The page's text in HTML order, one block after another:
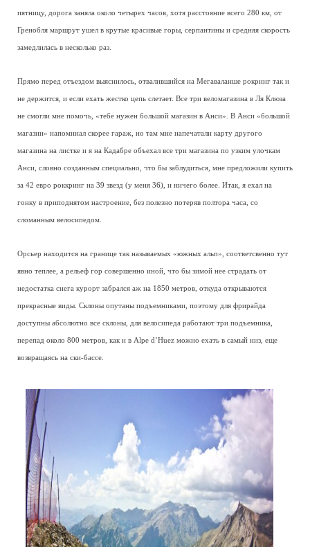
пятницу, дорога заняла около четырех часов, хотя расстояние всего 280 км, от
Гренобля маршрут ушел в крутые красивые горы, серпантины и средняя скорость
замедлилась в несколько раз.
Прямо перед отъездом выяснилось, отвалившийся на Мегаваланше рокринг так и
не держится, и если ехать жестко цепь слетает. Все три веломагазина в Ля Клюза
не смогли мне помочь, «тебе нужен большой магазин в Анси». В Анси «большой
магазин» напоминал скорее гараж, но там мне напечатали карту другого
магазина на листке и я на Кадабре объехал все три магазина по узким улочкам
Анси, словно созданным специально, что бы заблудиться, мне предложили купить
за 42 евро роккринг на 39 звезд (у меня 36), и ничего более. Итак, я ехал на
гонку в приподнятом настроение, без полезно потеряв полтора часа, со
сломанным велосипедом.
Орсьер находится на границе так называемых «южных альп», соответсвенно тут
явно теплее, а рельеф гор совершенно иной, что бы зимой нее страдать от
недостатка снега курорт забрался аж на 1850 метров, откуда открываются
прекрасные виды. Склоны опутаны подъемниками, поэтому для фрирайда
доступны абсолютно все склоны, для велосипеда работают три подъемника,
перепад около 800 метров, как и в Alpe d’Huez можно ехать в самый низ, еще
возвращаясь на ски-бассе.